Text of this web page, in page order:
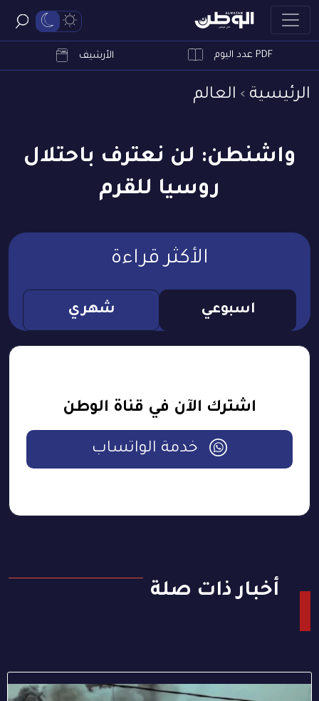
PDF عدد اليوم الأرشيف
الرئيسية العالم
واشنطن: لن نعترف باحتلال
روسيا للقرم
الأكثر قراءة
اسبوعي شهري
اشترك الآن في قناة الوطن
خدمة الواتساب
أخبار ذات صلة